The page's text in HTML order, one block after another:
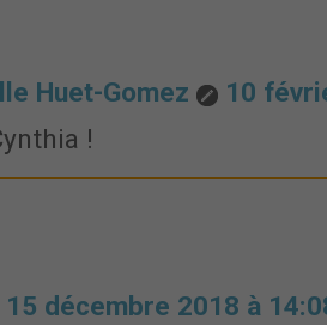
Huet-Gomez
10
!
15 décembre 2018 à